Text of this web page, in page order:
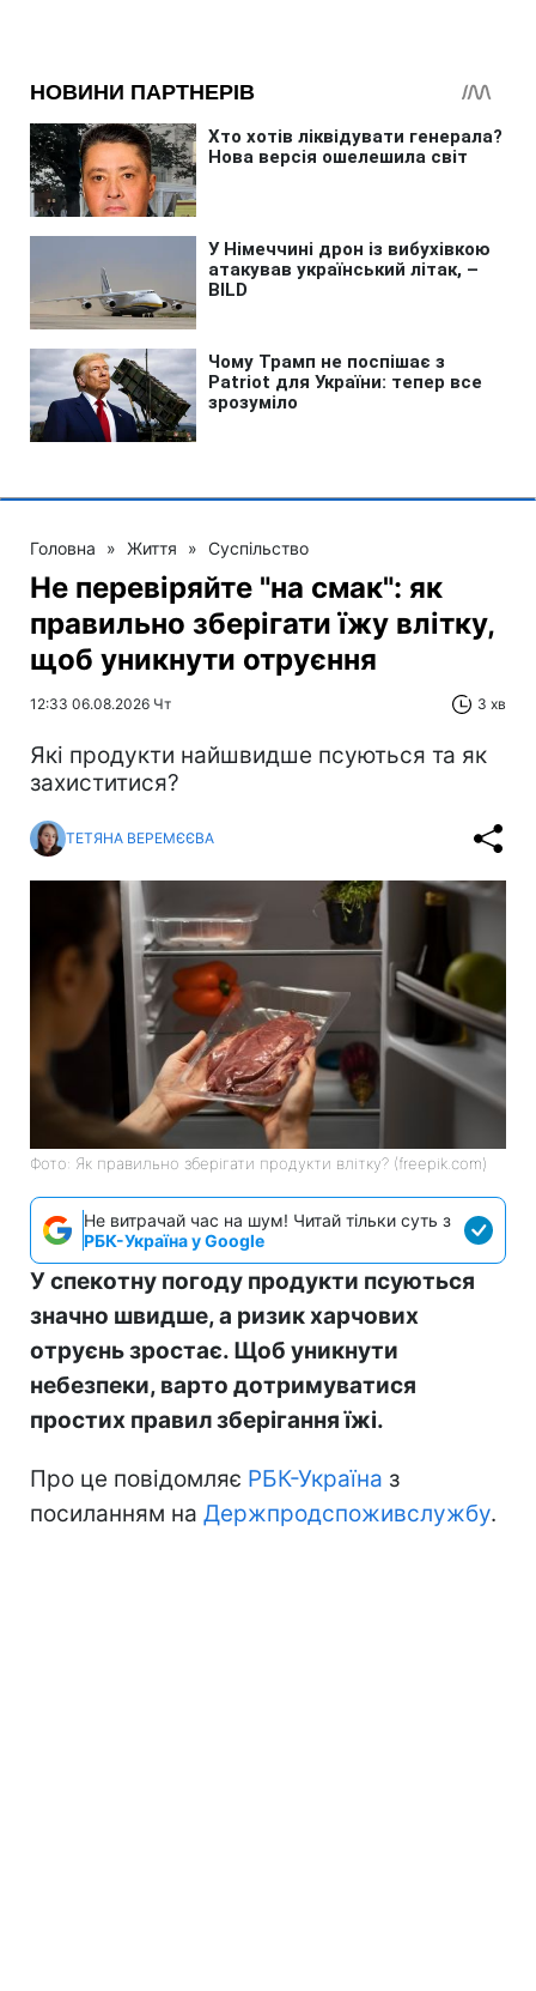
Головна » Життя » Суспільство
Не перевіряйте "на смак": як
правильно зберігати їжу влітку,
щоб уникнути отруєння
12:33 06.08.2026 Чт 3 хв
Які продукти найшвидше псуються та як
захиститися?
ТЕТЯНА ВЕРЕМЄЄВА
Фото: Як правильно зберігати продукти влітку? (freepik.com)
Не витрачай час на шум! Читай тільки суть з
РБК-Україна у Google
У спекотну погоду продукти псуються
значно швидше, а ризик харчових
отруєнь зростає. Щоб уникнути
небезпеки, варто дотримуватися
простих правил зберігання їжі.
Про це повідомляє РБК-Україна з
посиланням на Держпродспоживслужбу.